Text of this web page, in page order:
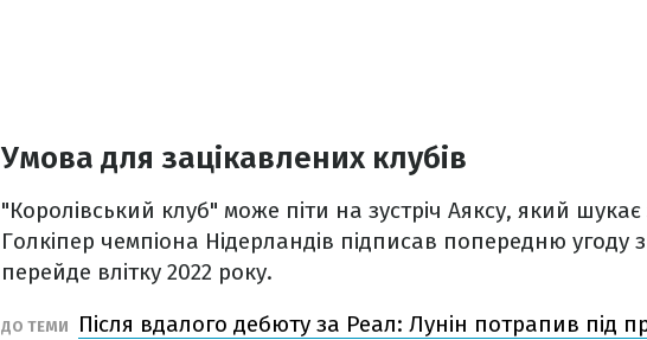
Умова для зацікавлених клубів
"Королівський клуб" може піти на зустріч Аяксу, який
Голкіпер чемпіона Нідерландів підписав попередню угоду
перейде влітку 2022 року.
ДО ТЕМИ
Після вдалого дебюту за Реал: Лунін потрапив під